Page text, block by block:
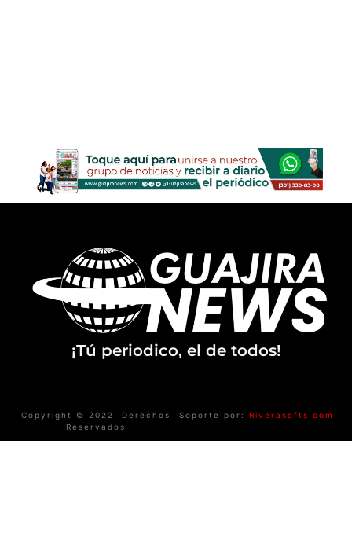
¡Tú periodico, el de todos!
Copyright © 2022. Derechos
Reservados
Soporte por: Riverasofts.com